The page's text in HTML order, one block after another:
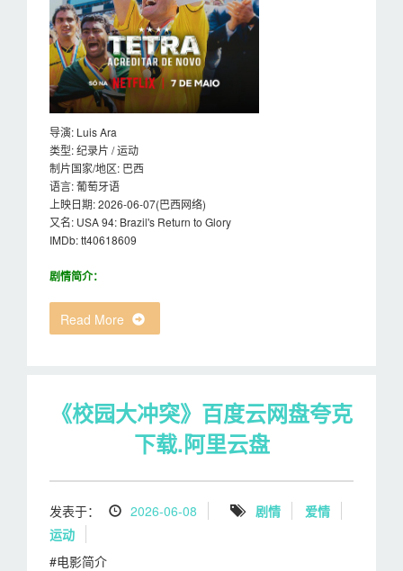
导演: Luis Ara
类型: 纪录片 / 运动
制片国家/地区: 巴西
语言: 葡萄牙语
上映日期: 2026-06-07(巴西网络)
又名: USA 94: Brazil's Return to Glory
IMDb: tt40618609
剧情简介：
Read More
《校园大冲突》百度云网盘夸克
下载.阿里云盘
发表于： 2026-06-08 剧情
爱情
运动
#电影简介